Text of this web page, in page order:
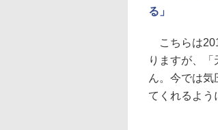
る」
こちらは
りますが、
ん。今では
てくれるよう